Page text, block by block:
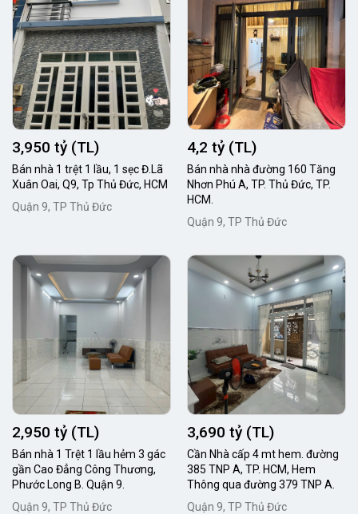
3,950 tỷ (TL)
Bán nhà 1 trệt 1 lầu, 1 sẹc Đ.Lã
Xuân Oai, Q9, Tp Thủ Đức, HCM
Quận 9, TP Thủ Đức
4,2 tỷ (TL)
Bán nhà nhà đường 160 Tăng
Nhơn Phú A, TP. Thủ Đức, TP.
HCM.
Quận 9, TP Thủ Đức
2,950 tỷ (TL)
Bán nhà 1 Trệt 1 lầu hẻm 3 gác
gần Cao Đẳng Công Thương,
Phước Long B. Quận 9.
Quận 9, TP Thủ Đức
3,690 tỷ (TL)
Cần Nhà cấp 4 mt hem. đường
385 TNP A, TP. HCM, Hem
Thông qua đường 379 TNP A.
Quận 9, TP Thủ Đức